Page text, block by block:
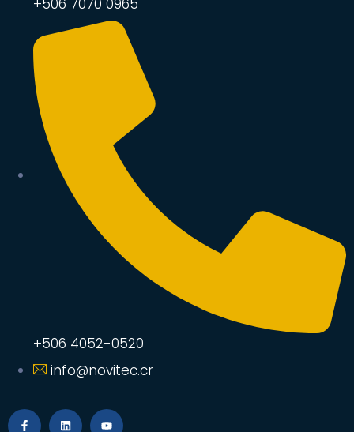
+506 4052-0520
info@novitec.cr